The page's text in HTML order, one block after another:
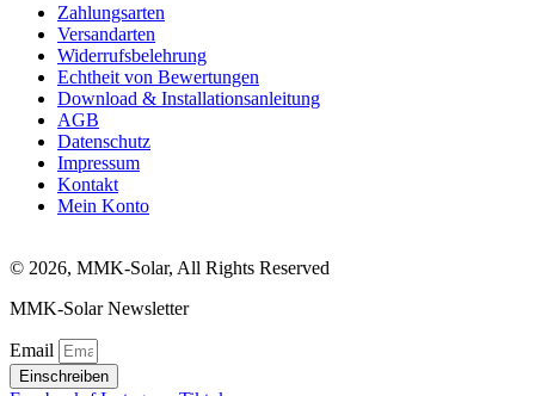
Zahlungsarten
Versandarten
Widerrufsbelehrung
Echtheit von Bewertungen
Download & Installationsanleitung
AGB
Datenschutz
Impressum
Kontakt
Mein Konto
© 2026, MMK-Solar, All Rights Reserved
MMK-Solar Newsletter
Email
Einschreiben